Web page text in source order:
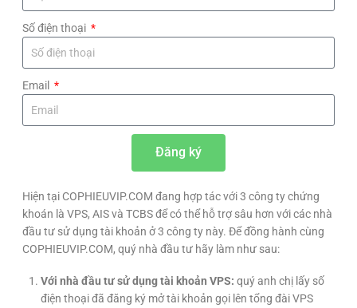
Số điện thoại
Email
Đăng ký
Hiện tại COPHIEUVIP.COM đang hợp tác với 3 công ty chứng
khoán là VPS, AIS và TCBS để có thể hỗ trợ sâu hơn với các nhà
đầu tư sử dụng tài khoản ở 3 công ty này. Để đồng hành cùng
COPHIEUVIP.COM, quý nhà đầu tư hãy làm như sau:
Với nhà đầu tư sử dụng tài khoản VPS: quý anh chị lấy số
điện thoại đã đăng ký mở tài khoản gọi lên tổng đài VPS